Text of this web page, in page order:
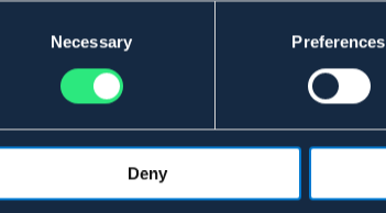
Necessary Preferences
Deny